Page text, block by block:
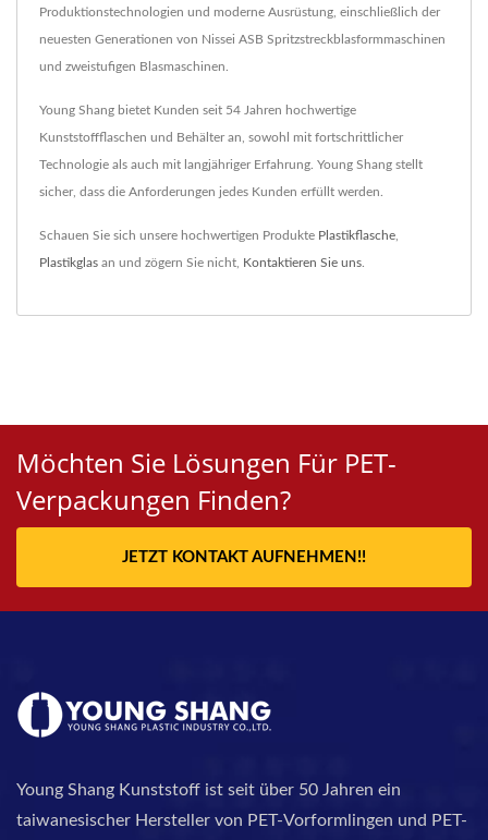
Produktionstechnologien und moderne Ausrüstung, einschließlich der
neuesten Generationen von Nissei ASB Spritzstreckblasformmaschinen
und zweistufigen Blasmaschinen.
Young Shang bietet Kunden seit 54 Jahren hochwertige
Kunststoffflaschen und Behälter an, sowohl mit fortschrittlicher
Technologie als auch mit langjähriger Erfahrung. Young Shang stellt
sicher, dass die Anforderungen jedes Kunden erfüllt werden.
Schauen Sie sich unsere hochwertigen Produkte Plastikflasche
Plastikglas an und zögern Sie nicht, Kontaktieren Sie uns
Möchten Sie Lösungen Für PET-
Verpackungen Finden?
JETZT KONTAKT AUFNEHMEN!!
Young Shang Kunststoff ist seit über 50 Jahren ein
taiwanesischer Hersteller von PET-Vorformlingen und PET-